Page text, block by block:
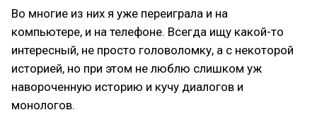
Во многие из них я уже переиграла и на
компьютере, и на телефоне. Всегда ищу какой-то
интересный, не просто головоломку, а с некоторой
историей, но при этом не люблю слишком уж
навороченную историю и кучу диалогов и
монологов.